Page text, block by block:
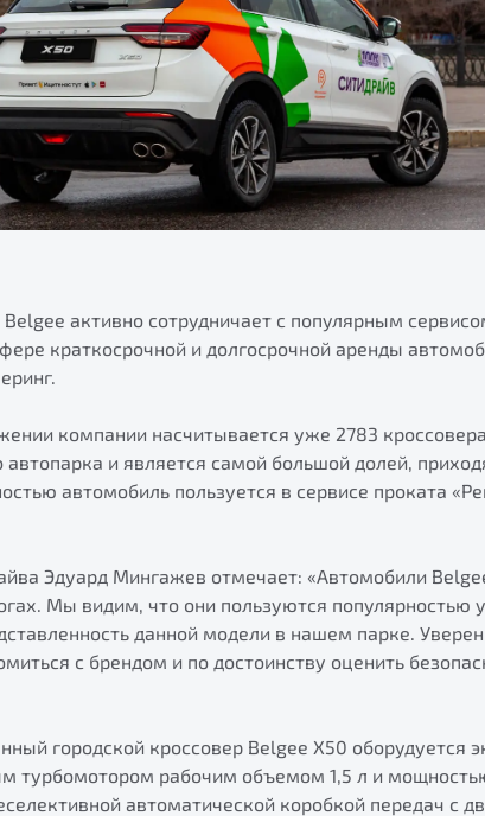
активно сотрудничает с популярным
краткосрочной и долгосрочной аренды
компании насчитывается уже 2783
автопарка и является самой большой долей,
автомобиль пользуется в сервисе проката
Эдуард Мингажев отмечает: «Автомобили
Мы видим, что они пользуются популярностью
данной модели в нашем парке.
с брендом и по достоинству оценить
городской кроссовер Belgee X50 оборудуется
турбомотором рабочим объемом 1,5 л и
автоматической коробкой передач с